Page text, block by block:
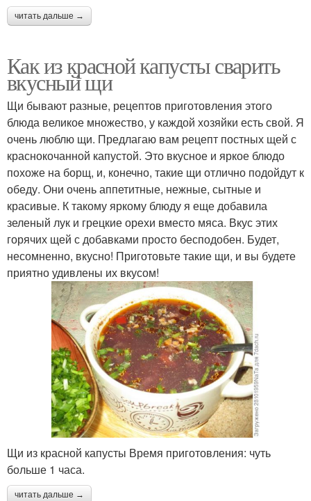
читать дальше →
Как из красной капусты сварить
вкусный щи
Щи бывают разные, рецептов приготовления этого
блюда великое множество, у каждой хозяйки есть свой. Я
очень люблю щи. Предлагаю вам рецепт постных щей с
краснокочанной капустой. Это вкусное и яркое блюдо
похоже на борщ, и, конечно, такие щи отлично подойдут к
обеду. Они очень аппетитные, нежные, сытные и
красивые. К такому яркому блюду я еще добавила
зеленый лук и грецкие орехи вместо мяса. Вкус этих
горячих щей с добавками просто бесподобен. Будет,
несомненно, вкусно! Приготовьте такие щи, и вы будете
приятно удивлены их вкусом!
Щи из красной капусты Время приготовления: чуть
больше 1 часа.
читать дальше →